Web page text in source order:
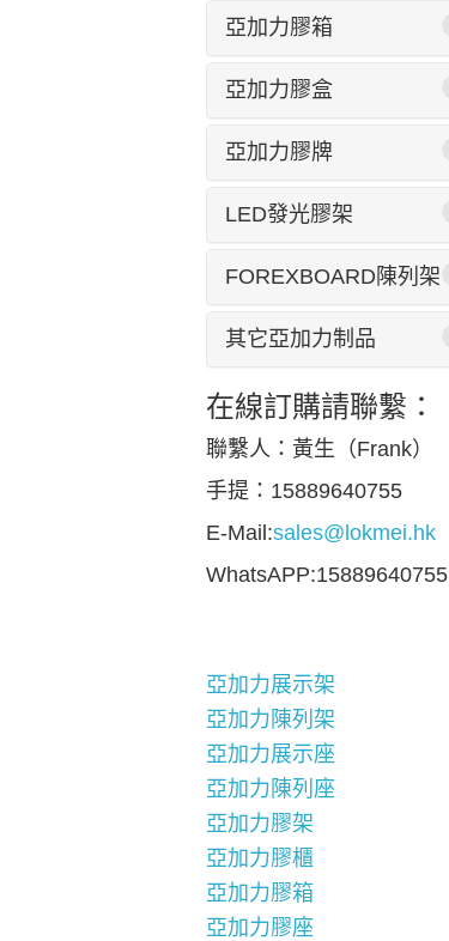
亞加力膠箱
亞加力膠盒
亞加力膠牌
LED發光膠架
FOREXBOARD陳列架
其它亞加力制品
在線訂購請聯繫：
聯繫人：黃生（Frank）
手提：15889640755
E-Mail:sales@lokmei.hk
WhatsAPP:15889640755
亞加力展示架
亞加力陳列架
亞加力展示座
亞加力陳列座
亞加力膠架
亞加力膠櫃
亞加力膠箱
亞加力膠座